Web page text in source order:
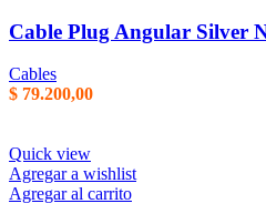
Cable Plug Angular Silver
Cables
$ 79.200,00
Quick view
Agregar a wishlist
Agregar al carrito